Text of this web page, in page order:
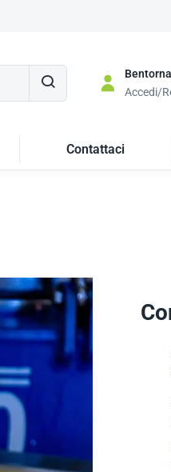
Accedi/
Contattaci